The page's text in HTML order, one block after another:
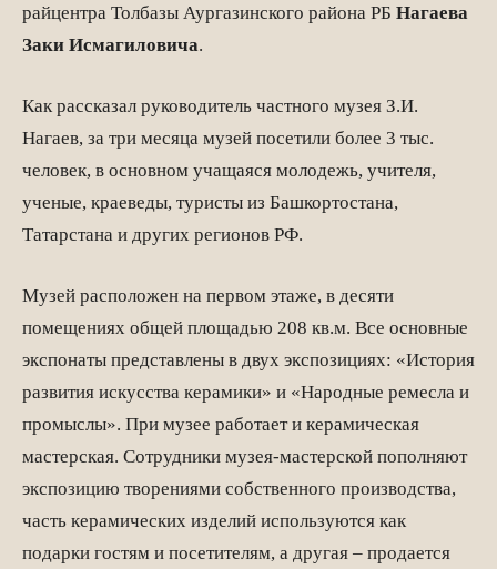
райцентра Толбазы Аургазинского района РБ Нагаева
Заки Исмагиловича.
Как рассказал руководитель частного музея З.И.
Нагаев, за три месяца музей посетили более 3 тыс.
человек, в основном учащаяся молодежь, учителя,
ученые, краеведы, туристы из Башкортостана,
Татарстана и других регионов РФ.
Музей расположен на первом этаже, в десяти
помещениях общей площадью 208 кв.м. Все основные
экспонаты представлены в двух экспозициях: «История
развития искусства керамики» и «Народные ремесла и
промыслы». При музее работает и керамическая
мастерская. Сотрудники музея-мастерской пополняют
экспозицию творениями собственного производства,
часть керамических изделий используются как
подарки гостям и посетителям, а другая – продается